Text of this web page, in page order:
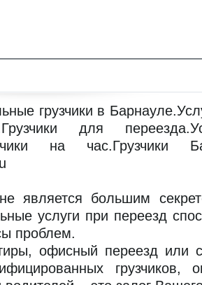
грузчики в
для
на час.Грузчики
является большим
услуги при переезд
проблем.
офисный переезд или
грузчиков,